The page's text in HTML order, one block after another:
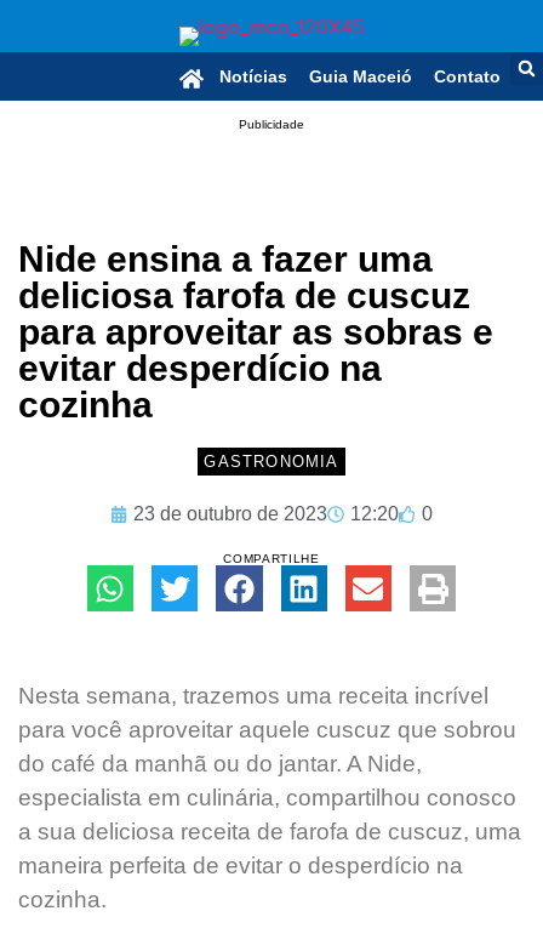
Notícias Guia Maceió Contato
Publicidade
Nide ensina a fazer uma
deliciosa farofa de cuscuz
para aproveitar as sobras e
evitar desperdício na
cozinha
GASTRONOMIA
23 de outubro de 2023 12:20 0
COMPARTILHE
Nesta semana, trazemos uma receita incrível
para você aproveitar aquele cuscuz que sobrou
do café da manhã ou do jantar. A Nide,
especialista em culinária, compartilhou conosco
a sua deliciosa receita de farofa de cuscuz, uma
maneira perfeita de evitar o desperdício na
cozinha.